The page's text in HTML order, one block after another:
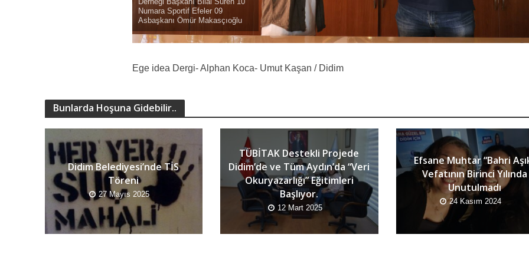
Numara Sportif Efeler 09
Asbaşkanı Ömür Makasçıoğlu
Ege idea Dergi- Alphan Koca- Umut Kaşan / Didim
Bunlarda Hoşuna Gidebilir..
Didim Belediyesi’nde TİS
Töreni
27 Mayıs 2025
TÜBİTAK Destekli Projede
Didim’de ve Tüm Aydın’da “Veri
Okuryazarlığı” Eğitimleri
Başlıyor.
12 Mart 2025
Efsane Muhtar “Bahri
Vefatının Birinci Yılında
Unutulmadı
24 Kasım 2024